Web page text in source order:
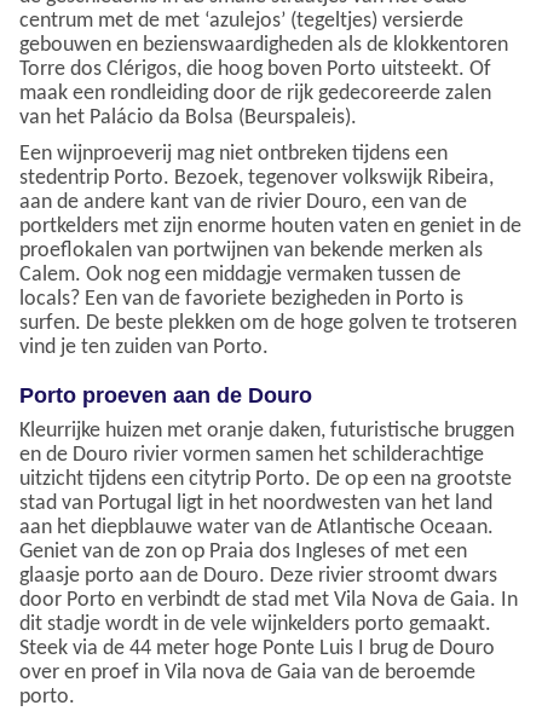
centrum met de met ‘azulejos’ (tegeltjes) versierde
gebouwen en bezienswaardigheden als de klokkentoren
Torre dos Clérigos, die hoog boven Porto uitsteekt. Of
maak een rondleiding door de rijk gedecoreerde zalen
van het Palácio da Bolsa (Beurspaleis).
Een wijnproeverij mag niet ontbreken tijdens een
stedentrip Porto. Bezoek, tegenover volkswijk Ribeira,
aan de andere kant van de rivier Douro, een van de
portkelders met zijn enorme houten vaten en geniet in de
proeflokalen van portwijnen van bekende merken als
Calem. Ook nog een middagje vermaken tussen de
locals? Een van de favoriete bezigheden in Porto is
surfen. De beste plekken om de hoge golven te trotseren
vind je ten zuiden van Porto.
Porto proeven aan de Douro
Kleurrijke huizen met oranje daken, futuristische bruggen
en de Douro rivier vormen samen het schilderachtige
uitzicht tijdens een citytrip Porto. De op een na grootste
stad van Portugal ligt in het noordwesten van het land
aan het diepblauwe water van de Atlantische Oceaan.
Geniet van de zon op Praia dos Ingleses of met een
glaasje porto aan de Douro. Deze rivier stroomt dwars
door Porto en verbindt de stad met Vila Nova de Gaia. In
dit stadje wordt in de vele wijnkelders porto gemaakt.
Steek via de 44 meter hoge Ponte Luis I brug de Douro
over en proef in Vila nova de Gaia van de beroemde
porto.